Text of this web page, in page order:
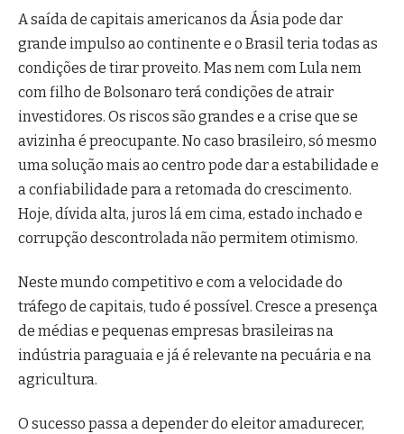
A saída de capitais americanos da Ásia pode dar
grande impulso ao continente e o Brasil teria todas as
condições de tirar proveito. Mas nem com Lula nem
com filho de Bolsonaro terá condições de atrair
investidores. Os riscos são grandes e a crise que se
avizinha é preocupante. No caso brasileiro, só mesmo
uma solução mais ao centro pode dar a estabilidade e
a confiabilidade para a retomada do crescimento.
Hoje, dívida alta, juros lá em cima, estado inchado e
corrupção descontrolada não permitem otimismo.
Neste mundo competitivo e com a velocidade do
tráfego de capitais, tudo é possível. Cresce a presença
de médias e pequenas empresas brasileiras na
indústria paraguaia e já é relevante na pecuária e na
agricultura.
O sucesso passa a depender do eleitor amadurecer,